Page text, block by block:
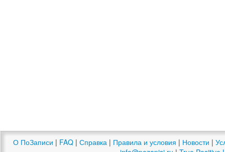
О ПоЗаписи | FAQ | Справка | Правила и условия | Новости |